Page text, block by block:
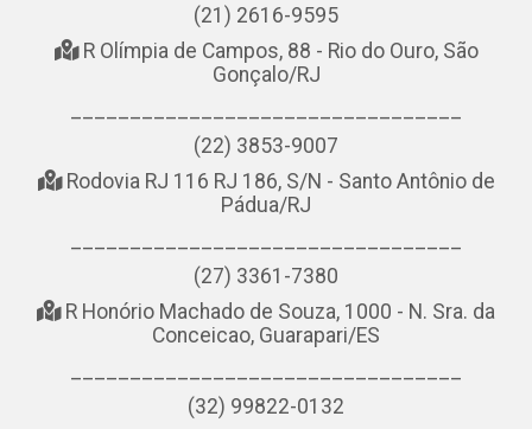
(21) 2616-9595
R Olímpia de Campos, 88 - Rio do Ouro, São
Gonçalo/RJ
(22) 3853-9007
Rodovia RJ 116 RJ 186, S/N - Santo Antônio de
Pádua/RJ
(27) 3361-7380
R Honório Machado de Souza, 1000 - N. Sra. da
Conceicao, Guarapari/ES
(32) 99822-0132